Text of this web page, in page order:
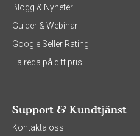
Blogg & Nyheter
Guider & Webinar
Google Seller Rating
Ta reda på ditt pris
Support & Kundtjänst
Kontakta oss